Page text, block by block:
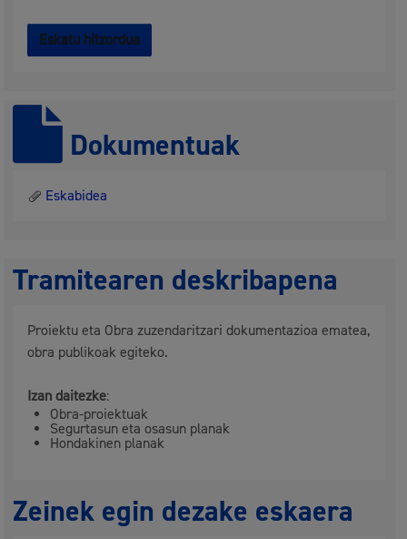
Eskatu hitzordua
Dokumentuak
Eskabidea
Tramitearen deskribapena
Proiektu eta Obra zuzendaritzari dokumentazioa ematea,
obra publikoak egiteko.
Izan daitezke:
Obra-proiektuak
Segurtasun eta osasun planak
Hondakinen planak
Zeinek egin dezake eskaera